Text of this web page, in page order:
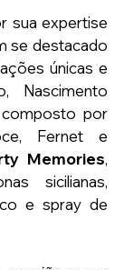
sua expertise
se destacado
únicas e
Nascimento
por
Fernet e
Memories,
sicilianas,
e spray de